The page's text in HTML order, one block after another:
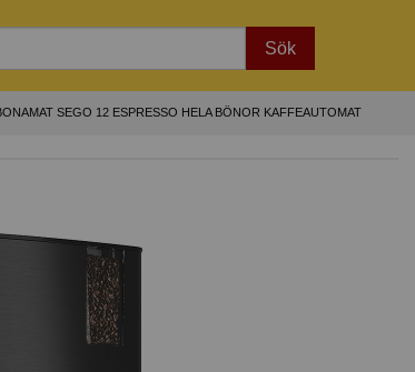
Sök
SEGO 12 ESPRESSO HELA BÖNOR KAFFEAUTOMAT